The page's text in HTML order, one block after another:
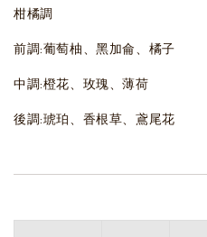
柑橘調
前調:葡萄柚、黑加侖、橘子
中調:橙花、玫瑰、薄荷
後調:琥珀、香根草、鳶尾花